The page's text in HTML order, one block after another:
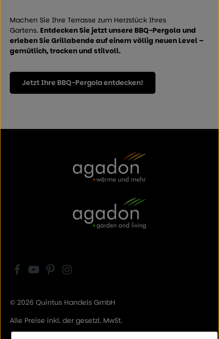
Machen Sie Ihre Terrasse zum Herzstück Ihres
Gartens. Entdecken Sie jetzt unsere BBQ-Pergola und
erleben Sie Grillabende auf einem völlig neuen Level –
gemütlich, trocken und stilvoll.
Jetzt Ihre BBQ-Pergola entdecken!
© 2026 Quintus Handels GmbH
Alle Preise inkl. der gesetzl. MwSt.